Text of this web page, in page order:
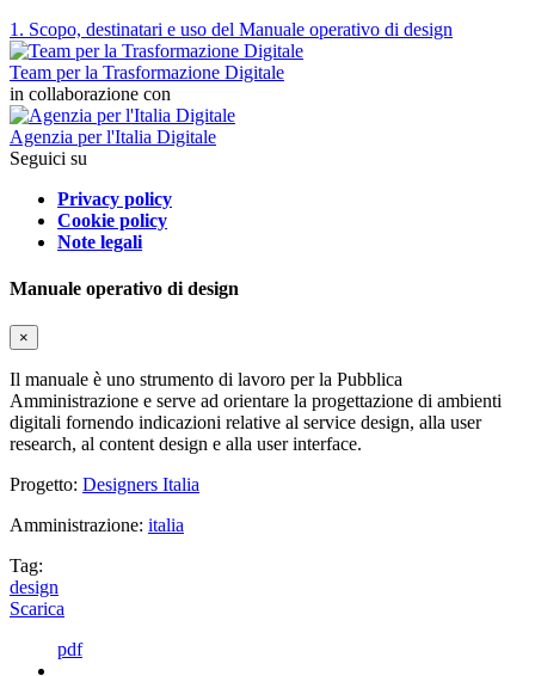
1. Scopo, destinatari e uso del Manuale operativo di design
Team per la Trasformazione Digitale
in collaborazione con
Agenzia per l'Italia Digitale
Seguici su
Privacy policy
Cookie policy
Note legali
Manuale operativo di design
×
Il manuale è uno strumento di lavoro per la Pubblica
Amministrazione e serve ad orientare la progettazione di ambienti
digitali fornendo indicazioni relative al service design, alla user
research, al content design e alla user interface.
Progetto: Designers Italia
Amministrazione: italia
Tag:
design
Scarica
pdf